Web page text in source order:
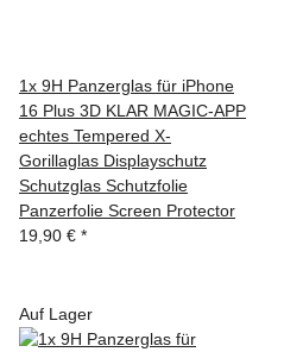
1x 9H Panzerglas für iPhone
16 Plus 3D KLAR MAGIC-APP
echtes Tempered X-
Gorillaglas Displayschutz
Schutzglas Schutzfolie
Panzerfolie Screen Protector
19,90 € *
Auf Lager